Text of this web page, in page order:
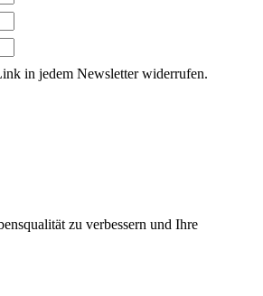
in jedem Newsletter widerrufen.
zu verbessern und Ihre